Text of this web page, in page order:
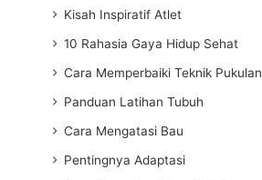
Kisah Inspiratif Atlet
10 Rahasia Gaya Hidup Sehat
Cara Memperbaiki Teknik Pukulan
Panduan Latihan Tubuh
Cara Mengatasi Bau
Pentingnya Adaptasi